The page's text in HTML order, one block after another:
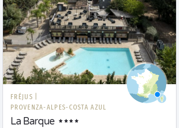
FRÉJUS |
PROVENZA-ALPES-COSTA AZUL
La Barque